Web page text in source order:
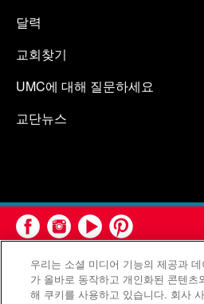
달력
교회찾기
UMC에 대해 질문하세요
교단뉴스
우리는 소셜 미디어 기능의 제공과
가 올바로 동작하고 개인화된 콘텐츠
해 쿠키를 사용하고 있습니다. 회사